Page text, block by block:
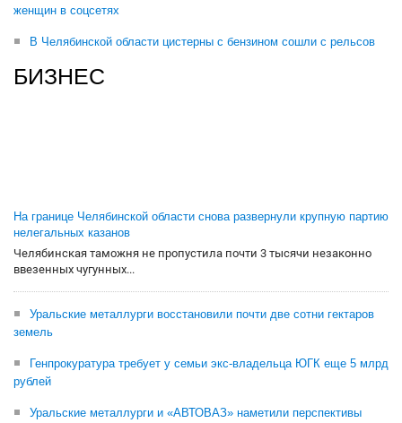
женщин в соцсетях
В Челябинской области цистерны с бензином сошли с рельсов
БИЗНЕС
На границе Челябинской области снова развернули крупную партию
нелегальных казанов
Челябинская таможня не пропустила почти 3 тысячи незаконно
ввезенных чугунных...
Уральские металлурги восстановили почти две сотни гектаров
земель
Генпрокуратура требует у семьи экс-владельца ЮГК еще 5 млрд
рублей
Уральские металлурги и «АВТОВАЗ» наметили перспективы